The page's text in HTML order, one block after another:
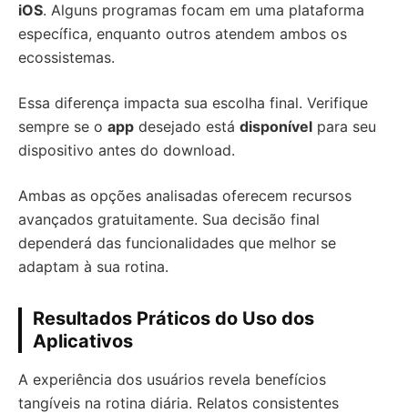
iOS. Alguns programas focam em uma plataforma
específica, enquanto outros atendem ambos os
ecossistemas.
Essa diferença impacta sua escolha final. Verifique
sempre se o app desejado está disponível para seu
dispositivo antes do download.
Ambas as opções analisadas oferecem recursos
avançados gratuitamente. Sua decisão final
dependerá das funcionalidades que melhor se
adaptam à sua rotina.
Resultados Práticos do Uso dos
Aplicativos
A experiência dos usuários revela benefícios
tangíveis na rotina diária. Relatos consistentes